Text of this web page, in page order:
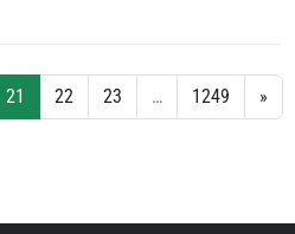
21 22 23 … 1249 »